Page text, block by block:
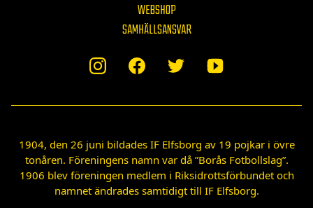
WEBSHOP
SAMHÄLLSANSVAR
1904, den 26 juni bildades IF Elfsborg av 19 pojkar i övre
tonåren. Föreningens namn var då ”Borås Fotbollslag”.
1906 blev föreningen medlem i Riksidrottsförbundet och
namnet ändrades samtidigt till IF Elfsborg.